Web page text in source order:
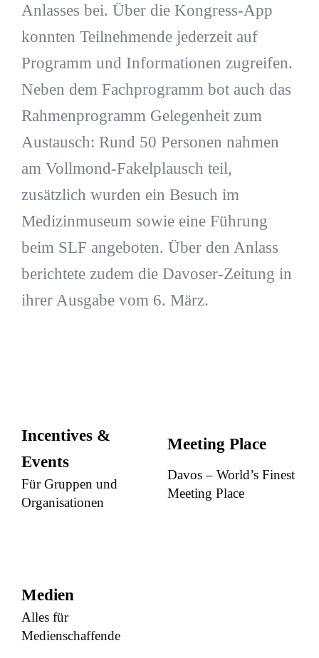
Anlasses bei. Über die Kongress-App
konnten Teilnehmende jederzeit auf
Programm und Informationen zugreifen.
Neben dem Fachprogramm bot auch das
Rahmenprogramm Gelegenheit zum
Austausch: Rund 50 Personen nahmen
am Vollmond-Fakelplausch teil,
zusätzlich wurden ein Besuch im
Medizinmuseum sowie eine Führung
beim SLF angeboten. Über den Anlass
berichtete zudem die Davoser-Zeitung in
ihrer Ausgabe vom 6. März.
Incentives &
Events
Für Gruppen und
Organisationen
Meeting Place
Davos – World’s Finest
Meeting Place
Medien
Alles für
Medienschaffende